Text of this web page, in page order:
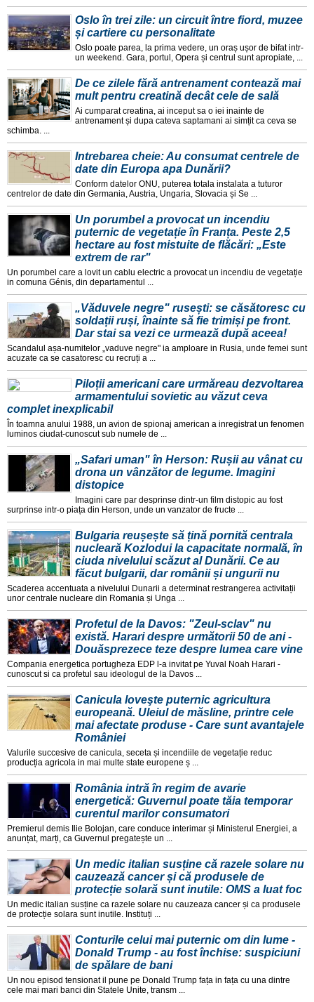
Oslo în trei zile: un circuit între fiord, muzee
și cartiere cu personalitate
Oslo poate parea, la prima vedere, un oraș ușor de bifat intr-
un weekend. Gara, portul, Opera și centrul sunt apropiate, ...
De ce zilele fără antrenament contează mai
mult pentru creatină decât cele de sală
Ai cumparat creatina, ai inceput sa o iei inainte de
antrenament și dupa cateva saptamani ai simțit ca ceva se
schimba. ...
Intrebarea cheie: Au consumat centrele de
date din Europa apa Dunării?
Conform datelor ONU, puterea totala instalata a tuturor
centrelor de date din Germania, Austria, Ungaria, Slovacia și Se ...
Un porumbel a provocat un incendiu
puternic de vegetație în Franța. Peste 2,5
hectare au fost mistuite de flăcări: „Este
extrem de rar"
Un porumbel care a lovit un cablu electric a provocat un incendiu de vegetație
in comuna Génis, din departamentul ...
„Văduvele negre" rusești: se căsătoresc cu
soldații ruși, înainte să fie trimiși pe front.
Dar stai sa vezi ce urmează după aceea!
Scandalul așa-numitelor „vaduve negre" ia amploare in Rusia, unde femei sunt
acuzate ca se casatoresc cu recruți a ...
Piloții americani care urmăreau dezvoltarea
armamentului sovietic au văzut ceva
complet inexplicabil
În toamna anului 1988, un avion de spionaj american a inregistrat un fenomen
luminos ciudat-cunoscut sub numele de ...
„Safari uman" în Herson: Rușii au vânat cu
drona un vânzător de legume. Imagini
distopice
Imagini care par desprinse dintr-un film distopic au fost
surprinse intr-o piața din Herson, unde un vanzator de fructe ...
Bulgaria reușește să țină pornită centrala
nucleară Kozlodui la capacitate normală, în
ciuda nivelului scăzut al Dunării. Ce au
făcut bulgarii, dar românii și ungurii nu
Scaderea accentuata a nivelului Dunarii a determinat restrangerea activitații
unor centrale nucleare din Romania și Unga ...
Profetul de la Davos: "Zeul-sclav" nu
există. Harari despre următorii 50 de ani -
Douăsprezece teze despre lumea care vine
Compania energetica portugheza EDP l-a invitat pe Yuval Noah Harari -
cunoscut si ca profetul sau ideologul de la Davos ...
Canicula loveşte puternic agricultura
europeană. Uleiul de măsline, printre cele
mai afectate produse - Care sunt avantajele
României
Valurile succesive de canicula, seceta și incendiile de vegetație reduc
producția agricola in mai multe state europene ș ...
România intră în regim de avarie
energetică: Guvernul poate tăia temporar
curentul marilor consumatori
Premierul demis Ilie Bolojan, care conduce interimar și Ministerul Energiei, a
anunțat, marți, ca Guvernul pregatește un ...
Un medic italian susține că razele solare nu
cauzează cancer și că produsele de
protecție solară sunt inutile: OMS a luat foc
Un medic italian susține ca razele solare nu cauzeaza cancer și ca produsele
de protecție solara sunt inutile. Instituți ...
Conturile celui mai puternic om din lume -
Donald Trump - au fost închise: suspiciuni
de spălare de bani
Un nou episod tensionat il pune pe Donald Trump fața in fața cu una dintre
cele mai mari banci din Statele Unite, transm ...